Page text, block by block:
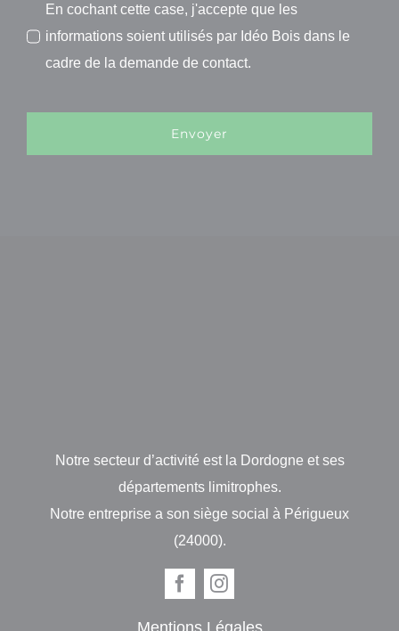
En cochant cette case, j'accepte que les
informations soient utilisés par Idéo Bois dans le
cadre de la demande de contact.
Envoyer
Notre secteur d’activité est la Dordogne et ses
départements limitrophes.
Notre entreprise a son siège social à Périgueux
(24000).